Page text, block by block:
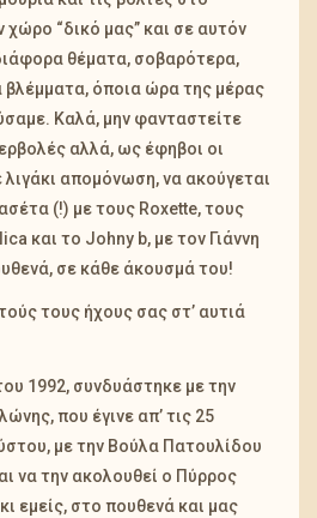
χώρο “δικό μας” και σε αυτόν
θέματα, σοβαρότερα,
βλέμματα, όποια ώρα της μέρας
Καλά, μην φανταστείτε
αλλά, ως έφηβοι οι
απομόνωση, να ακούγεται
(!) με τους Roxette, τους
και το Johny b, με τον Γιάννη
σε κάθε άκουσμά του!
τους ήχους σας στ’ αυτιά
1992, συνδυάστηκε με την
που έγινε απ’ τις 25
με την Βούλα Πατουλίδου
να την ακολουθεί ο Πύρρος
εμείς, στο πουθενά και μας